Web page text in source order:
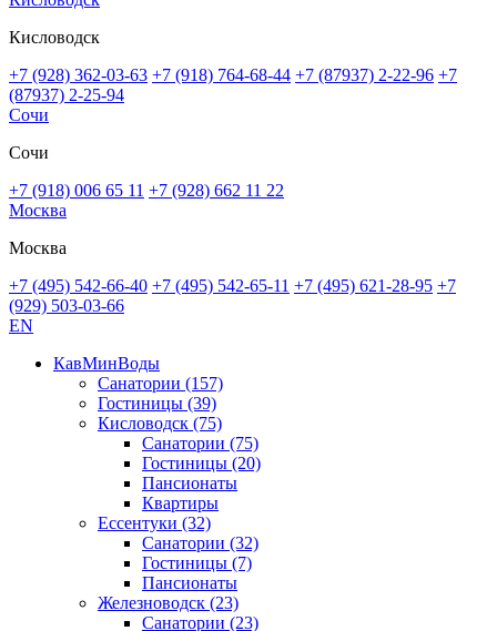
Кисловодск
+7 (928) 362-03-63 +7 (918) 764-68-44 +7 (87937) 2-22-96 +7
(87937) 2-25-94
Сочи
Сочи
+7 (918) 006 65 11 +7 (928) 662 11 22
Москва
Москва
+7 (495) 542-66-40 +7 (495) 542-65-11 +7 (495) 621-28-95 +7
(929) 503-03-66
EN
КавМинВоды
Санатории (157)
Гостиницы (39)
Кисловодск (75)
Санатории (75)
Гостиницы (20)
Пансионаты
Квартиры
Ессентуки (32)
Санатории (32)
Гостиницы (7)
Пансионаты
Железноводск (23)
Санатории (23)